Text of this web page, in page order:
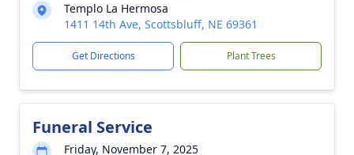
Templo La Hermosa
1411 14th Ave, Scottsbluff, NE 69361
Get Directions Plant Trees
Funeral Service
Friday, November 7, 2025